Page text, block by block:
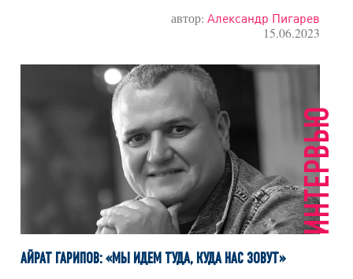
автор: Александр Пигарев
15.06.2023
АЙРАТ ГАРИПОВ: «МЫ ИДЕМ ТУДА, КУДА НАС ЗОВУТ»
ИНТЕРВЬЮ